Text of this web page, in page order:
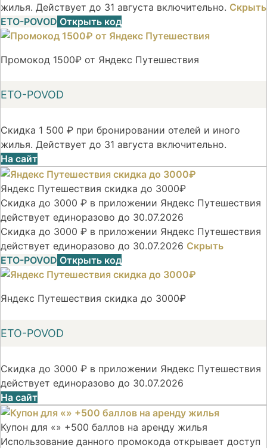
жилья. Действует до 31 августа включительно. Скрыть
ETO-POVOD Открыть код
Промокод 1500₽ от Яндекс Путешествия
ETO-POVOD
Скидка 1 500 ₽ при бронировании отелей и иного
жилья. Действует до 31 августа включительно.
На сайт
Яндекс Путешествия скидка до 3000₽
Скидка до 3000 ₽ в приложении Яндекс Путешествия
действует единоразово до 30.07.2026
Скидка до 3000 ₽ в приложении Яндекс Путешествия
действует единоразово до 30.07.2026 Скрыть
ETO-POVOD Открыть код
Яндекс Путешествия скидка до 3000₽
ETO-POVOD
Скидка до 3000 ₽ в приложении Яндекс Путешествия
действует единоразово до 30.07.2026
На сайт
Купон для «» +500 баллов на аренду жилья
Использование данного промокода открывает доступ